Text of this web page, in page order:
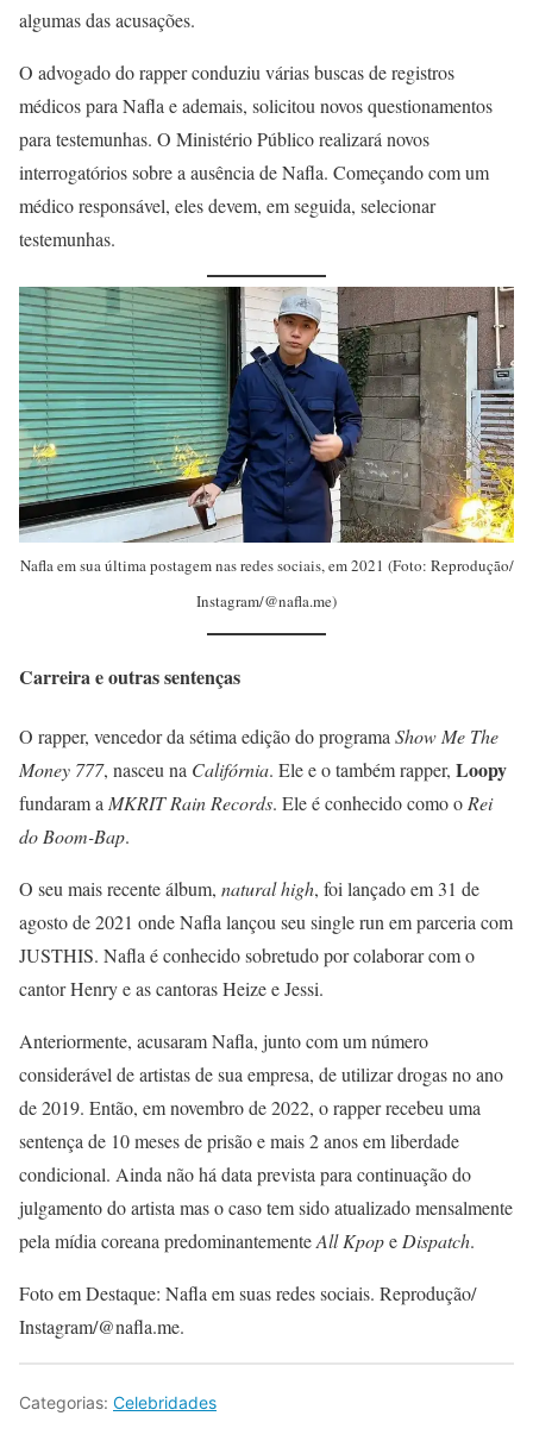
algumas das acusações.
O advogado do rapper conduziu várias buscas de registros
médicos para Nafla e ademais, solicitou novos questionamentos
para testemunhas. O Ministério Público realizará novos
interrogatórios sobre a ausência de Nafla. Começando com um
médico responsável, eles devem, em seguida, selecionar
testemunhas.
Nafla em sua última postagem nas redes sociais, em 2021 (Foto: Reprodução/
Instagram/@nafla.me)
Carreira e outras sentenças
O rapper, vencedor da sétima edição do programa Show Me The
Money 777, nasceu na Califórnia. Ele e o também rapper, Loopy
fundaram a MKRIT Rain Records. Ele é conhecido como o Rei
do Boom-Bap.
O seu mais recente álbum, natural high, foi lançado em 31 de
agosto de 2021 onde Nafla lançou seu single run em parceria com
JUSTHIS. Nafla é conhecido sobretudo por colaborar com o
cantor Henry e as cantoras Heize e Jessi.
Anteriormente, acusaram Nafla, junto com um número
considerável de artistas de sua empresa, de utilizar drogas no ano
de 2019. Então, em novembro de 2022, o rapper recebeu uma
sentença de 10 meses de prisão e mais 2 anos em liberdade
condicional. Ainda não há data prevista para continuação do
julgamento do artista mas o caso tem sido atualizado mensalmente
pela mídia coreana predominantementeAll Kpope Dispatch.
Foto em Destaque: Nafla em suas redes sociais. Reprodução/
Instagram/@nafla.me.
Categorias: Celebridades